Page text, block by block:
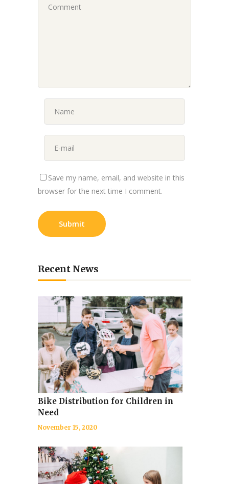
Save my name, email, and website in this
browser for the next time I comment.
Recent News
Bike Distribution for Children in
Need
November 15, 2020